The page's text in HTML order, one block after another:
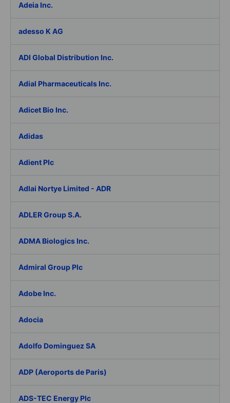
Adeia Inc.
adesso K AG
ADI Global Distribution Inc.
Adial Pharmaceuticals Inc.
Adicet Bio Inc.
Adidas
Adient Plc
Adlai Nortye Limited - ADR
ADLER Group S.A.
ADMA Biologics Inc.
Admiral Group Plc
Adobe Inc.
Adocia
Adolfo Dominguez SA
ADP (Aeroports de Paris)
ADS-TEC Energy Plc